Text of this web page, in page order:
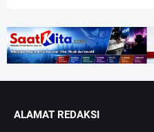
ALAMAT REDAKSI